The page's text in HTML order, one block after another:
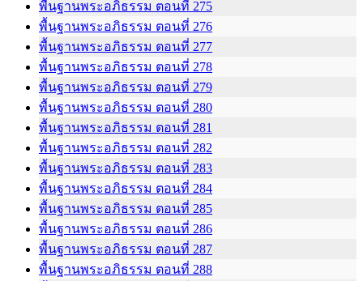
พื้นฐานพระอภิธรรม ตอนที่ 275
พื้นฐานพระอภิธรรม ตอนที่ 276
พื้นฐานพระอภิธรรม ตอนที่ 277
พื้นฐานพระอภิธรรม ตอนที่ 278
พื้นฐานพระอภิธรรม ตอนที่ 279
พื้นฐานพระอภิธรรม ตอนที่ 280
พื้นฐานพระอภิธรรม ตอนที่ 281
พื้นฐานพระอภิธรรม ตอนที่ 282
พื้นฐานพระอภิธรรม ตอนที่ 283
พื้นฐานพระอภิธรรม ตอนที่ 284
พื้นฐานพระอภิธรรม ตอนที่ 285
พื้นฐานพระอภิธรรม ตอนที่ 286
พื้นฐานพระอภิธรรม ตอนที่ 287
พื้นฐานพระอภิธรรม ตอนที่ 288